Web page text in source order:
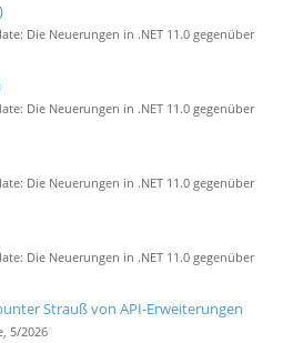
Die Neuerungen in .NET 11.0 gegenüber
Die Neuerungen in .NET 11.0 gegenüber
Die Neuerungen in .NET 11.0 gegenüber
Die Neuerungen in .NET 11.0 gegenüber
Strauß von API-Erweiterungen
5/2026